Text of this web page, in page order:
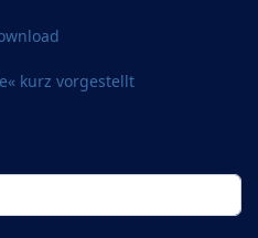
kurz vorgestellt